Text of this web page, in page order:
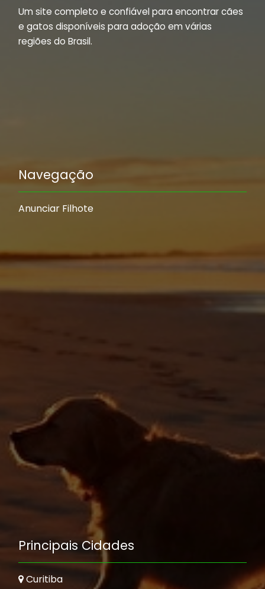
Um site completo e confiável para encontrar cães
e gatos disponíveis para adoção em várias
regiões do Brasil.
Navegação
Anunciar Filhote
Principais Cidades
Curitiba